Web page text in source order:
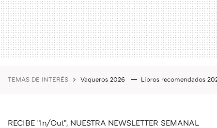
TEMAS DE INTERÉS Vaqueros 2026 Libros recomendados
RECIBE "In/Out", NUESTRA NEWSLETTER SEMANAL